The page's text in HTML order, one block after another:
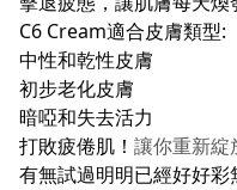
C6 Cream適合皮膚類型:
中性和乾性皮膚
初步老化皮膚
暗啞和失去活力
打敗疲倦肌！ 讓你重新綻
有無試過明明已經好好